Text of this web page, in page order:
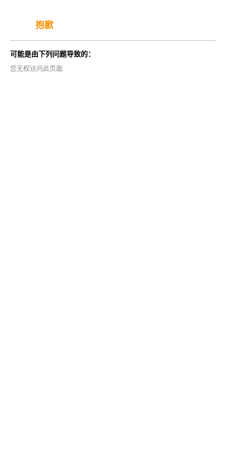
抱歉
可能是由下列问题导致的：
您无权访问此页面